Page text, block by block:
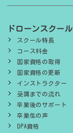
ドローンスクール
スクール特長
コース料金
国家資格の取得
国家資格の更新
インストラクター
受講までの流れ
卒業後のサポート
卒業生の声
DPA資格